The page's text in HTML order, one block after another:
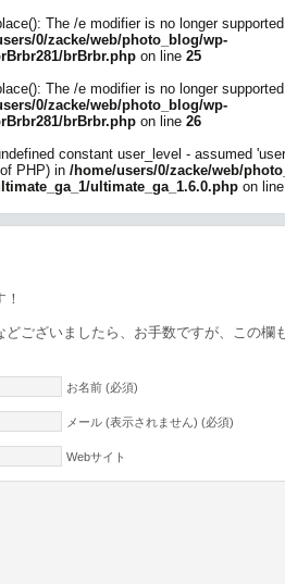
The /e modifier is no longer
0/zacke/web/photo_blog/wp-
brBrbr.php on line 25
The /e modifier is no longer
0/zacke/web/photo_blog/wp-
brBrbr.php on line 26
constant user_level - assumed
PHP) in /home/users/0/zacke/web/
ultimate_ga_1.6.0.php on
どございましたら、お手数ですが、この欄
お名前 (必須)
メール (表示されません) (必須)
Webサイト